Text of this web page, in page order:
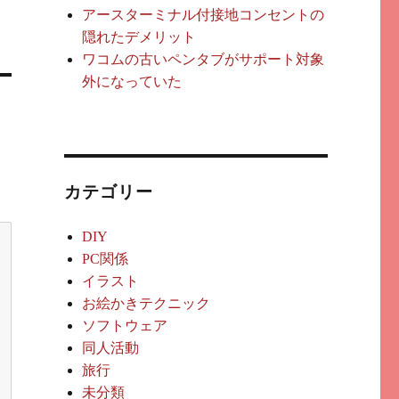
アースターミナル付接地コンセントの
隠れたデメリット
ワコムの古いペンタブがサポート対象
外になっていた
カテゴリー
DIY
PC関係
イラスト
お絵かきテクニック
ソフトウェア
同人活動
旅行
未分類